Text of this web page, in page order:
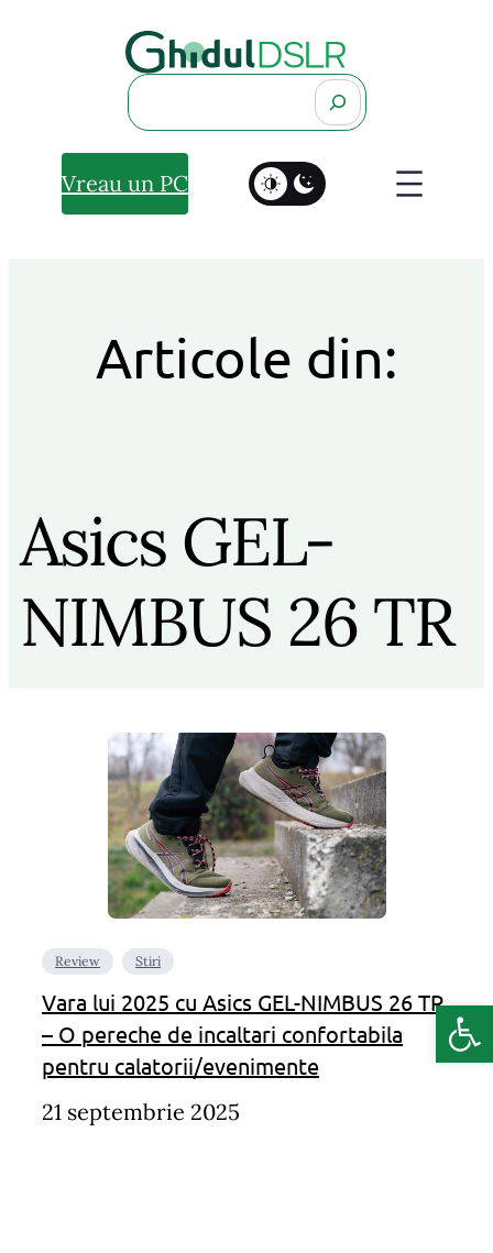
Search
Vreau un PC
Articole din:
Asics GEL-
NIMBUS 26 TR
Review Stiri
Vara lui 2025 cu Asics GEL-NIMBUS 26 TR
– O pereche de incaltari confortabila
pentru calatorii/evenimente
21 septembrie 2025